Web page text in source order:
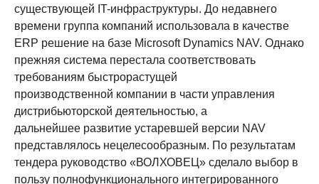
существующей IT-инфраструктуры. До недавнего
времени группа компаний использовала в качестве
ERP решение на базе Microsoft Dynamics NAV. Однако
прежняя система перестала соответствовать
требованиям быстрорастущей
производственной компании в части управления
дистрибьюторской деятельностью, а
дальнейшее развитие устаревшей версии NAV
представлялось нецелесообразным. По результатам
тендера руководство «ВОЛХОВЕЦ» сделало выбор в
пользу полнофункционального интегрированного